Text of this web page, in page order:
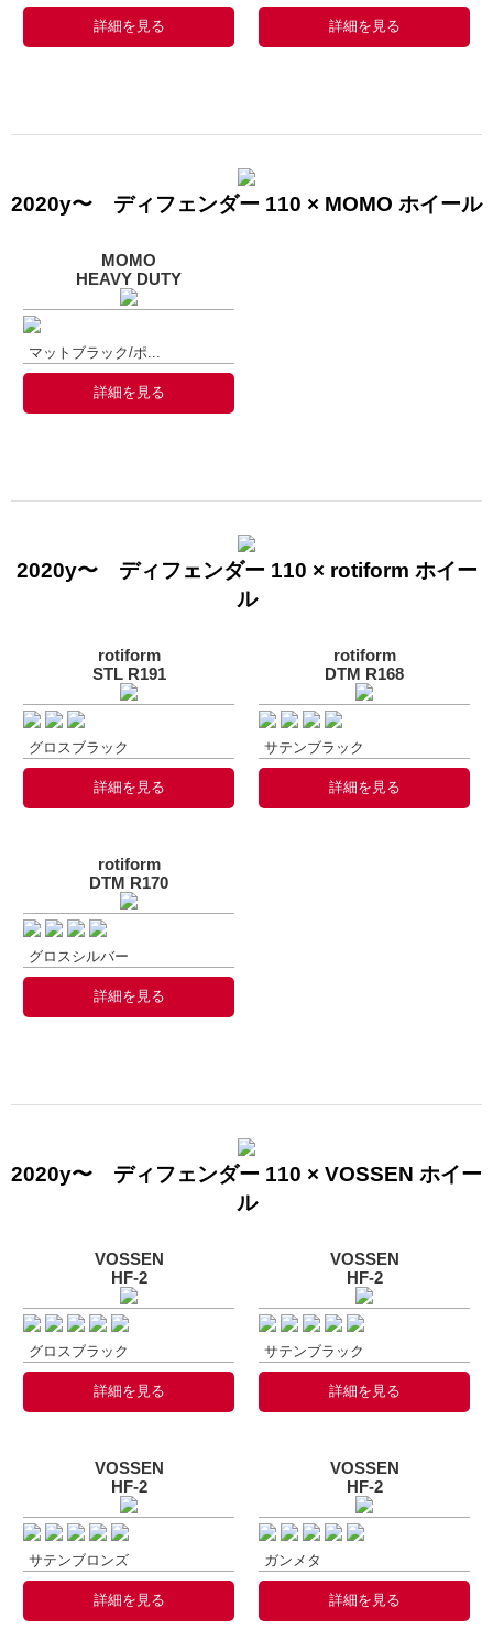
詳細を見る 詳細を見る
2020y〜 ディフェンダー 110 × MOMO ホイール
MOMO
HEAVY DUTY
マットブラック/ポ...
詳細を見る
2020y〜 ディフェンダー 110 × rotiform ホイー
ル
rotiform
STL R191
グロスブラック
詳細を見る
rotiform
DTM R168
サテンブラック
詳細を見る
rotiform
DTM R170
グロスシルバー
詳細を見る
2020y〜 ディフェンダー 110 × VOSSEN ホイー
ル
VOSSEN
HF-2
グロスブラック
詳細を見る
VOSSEN
HF-2
サテンブラック
詳細を見る
VOSSEN
HF-2
サテンブロンズ
詳細を見る
VOSSEN
HF-2
ガンメタ
詳細を見る